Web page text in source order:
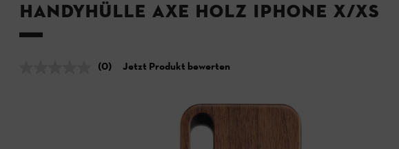
Handyhülle AXE Holz iPhone X/XS
(0) Jetzt Produkt bewerten